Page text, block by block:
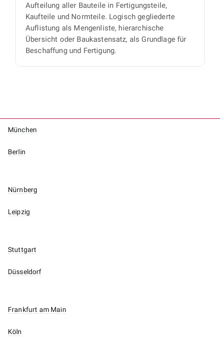
Aufteilung aller Bauteile in Fertigungsteile,
Kaufteile und Normteile. Logisch gegliederte
Auflistung als Mengenliste, hierarchische
Übersicht oder Baukastensatz, als Grundlage für
Beschaffung und Fertigung.
München
Berlin
Nürnberg
Leipzig
Stuttgart
Düsseldorf
Frankfurt am Main
Köln